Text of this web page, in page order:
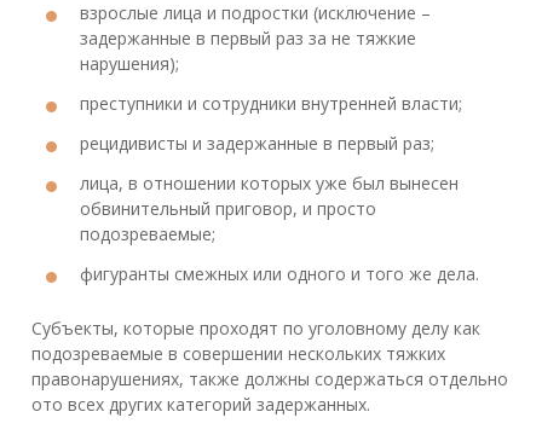
взрослые лица и подростки (исключение –
задержанные в первый раз за не тяжкие
нарушения);
преступники и сотрудники внутренней власти;
рецидивисты и задержанные в первый раз;
лица, в отношении которых уже был вынесен
обвинительный приговор, и просто
подозреваемые;
фигуранты смежных или одного и того же дела.
Субъекты, которые проходят по уголовному делу как
подозреваемые в совершении нескольких тяжких
правонарушениях, также должны содержаться отдельно
ото всех других категорий задержанных.